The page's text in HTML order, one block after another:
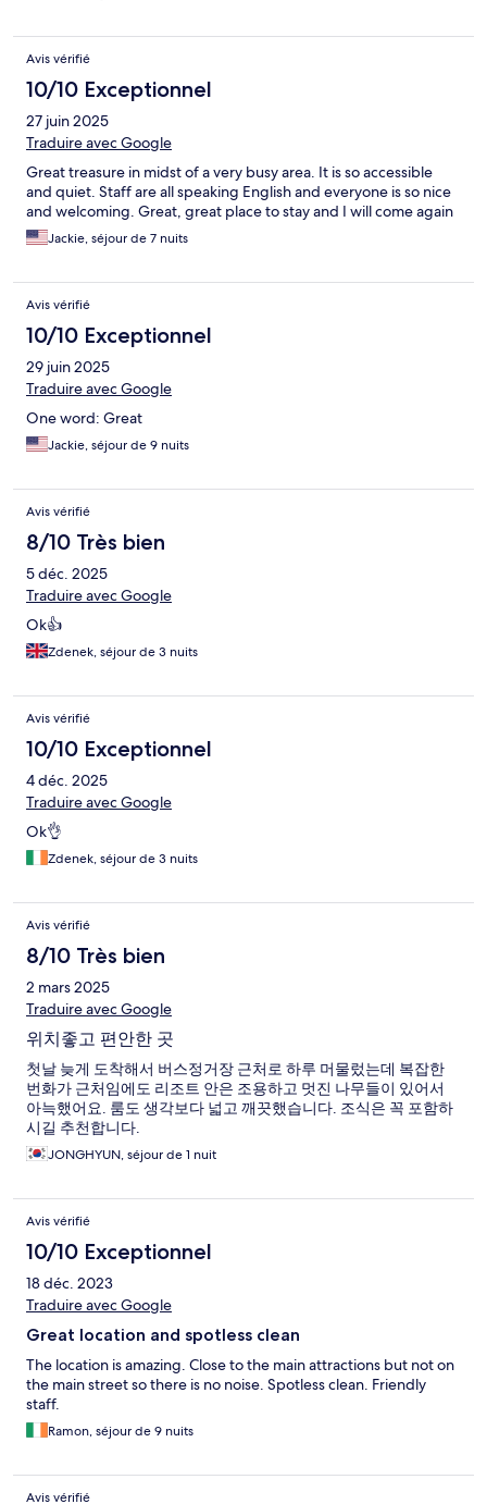
Avis vérifié
10/10 Exceptionnel
27 juin 2025
Traduire avec Google
Great treasure in midst of a very busy area. It is so accessible
and quiet. Staff are all speaking English and everyone is so nice
and welcoming. Great, great place to stay and I will come again
Jackie, séjour de 7 nuits
Avis vérifié
10/10 Exceptionnel
29 juin 2025
Traduire avec Google
One word: Great
Jackie, séjour de 9 nuits
Avis vérifié
8/10 Très bien
5 déc. 2025
Traduire avec Google
Ok👍
Zdenek, séjour de 3 nuits
Avis vérifié
10/10 Exceptionnel
4 déc. 2025
Traduire avec Google
Ok👌
Zdenek, séjour de 3 nuits
Avis vérifié
8/10 Très bien
2 mars 2025
Traduire avec Google
위치좋고 편안한 곳
첫날 늦게 도착해서 버스정거장 근처로 하루 머물렀는데 복잡한
번화가 근처임에도 리조트 안은 조용하고 멋진 나무들이 있어서
아늑했어요. 룸도 생각보다 넓고 깨끗했습니다. 조식은 꼭 포함하
시길 추천합니다.
JONGHYUN, séjour de 1 nuit
Avis vérifié
10/10 Exceptionnel
18 déc. 2023
Traduire avec Google
Great location and spotless clean
The location is amazing. Close to the main attractions but not on
the main street so there is no noise. Spotless clean. Friendly
staff.
Ramon, séjour de 9 nuits
Avis vérifié